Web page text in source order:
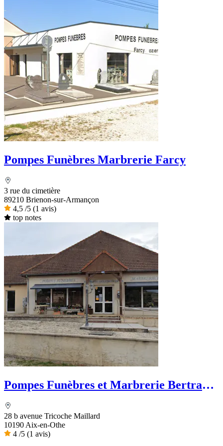
Pompes Funèbres Marbrerie Farcy
3 rue du cimetière
89210 Brienon-sur-Armançon
4,5 /5 (1 avis)
top notes
Pompes Funèbres et Marbrerie Bertrand
28 b avenue Tricoche Maillard
10190 Aix-en-Othe
4 /5 (1 avis)